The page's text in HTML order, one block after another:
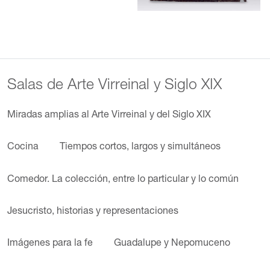
Salas de Arte Virreinal y Siglo XIX
Miradas amplias al Arte Virreinal y del Siglo XIX
Cocina Tiempos cortos, largos y simultáneos
Comedor. La colección, entre lo particular y lo común
Jesucristo, historias y representaciones
Imágenes para la fe Guadalupe y Nepomuceno